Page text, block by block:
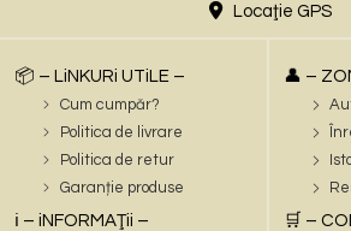
Locaţie GPS
📦 – LiNKURi UTiLE –
Cum cumpăr?
Politica de livrare
Politica de retur
Garanție produse
ℹ️ – iNFORMAŢii –
👤 –
🛒 –